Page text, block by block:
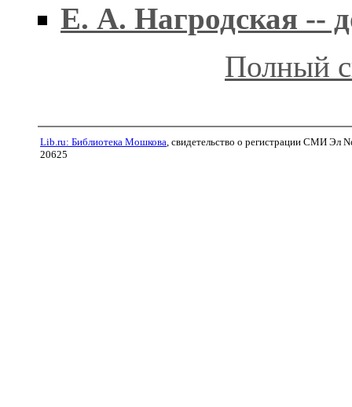
Е. А. Нагродская --
Полный
Lib.ru: Библиотека Мошкова , свидетельство о регистрации СМИ Эл
20625